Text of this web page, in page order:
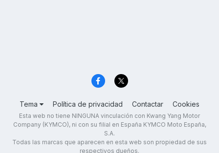
Tema Política de privacidad Contactar Cookies
Esta web no tiene NINGUNA vinculación con Kwang Yang Motor
Company (KYMCO), ni con su filial en España KYMCO Moto España,
S.A.
Todas las marcas que aparecen en esta web son propiedad de sus
respectivos dueños.